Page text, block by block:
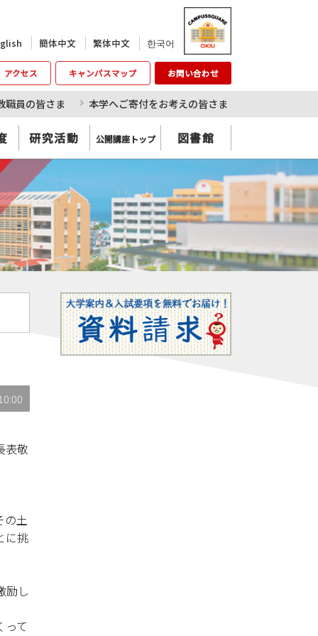
簡体中文 繁体中文 한국어
アクセス キャンパスマップ お問い合わせ
職員の皆さま 本学へご寄付をお考えの皆さま
研究活動 公開講座トップ 図書館
表敬
の土
に挑
励し
って